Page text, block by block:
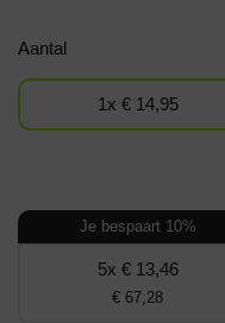
Aantal
1x € 14,95
Je bespaart 10%
5x € 13,46
€ 67,28